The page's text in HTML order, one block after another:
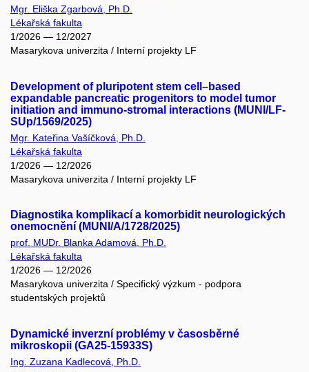
Mgr. Eliška Zgarbová, Ph.D.
Lékařská fakulta
1/2026 — 12/2027
Masarykova univerzita / Interní projekty LF
Development of pluripotent stem cell–based
expandable pancreatic progenitors to model tumor
initiation and immuno-stromal interactions (MUNI/LF-
SUp/1569/2025)
Mgr. Kateřina Vašíčková, Ph.D.
Lékařská fakulta
1/2026 — 12/2026
Masarykova univerzita / Interní projekty LF
Diagnostika komplikací a komorbidit neurologických
onemocnění (MUNI/A/1728/2025)
prof. MUDr. Blanka Adamová, Ph.D.
Lékařská fakulta
1/2026 — 12/2026
Masarykova univerzita / Specifický výzkum - podpora
studentských projektů
Dynamické inverzní problémy v časosběrné
mikroskopii (GA25-15933S)
Ing. Zuzana Kadlecová, Ph.D.